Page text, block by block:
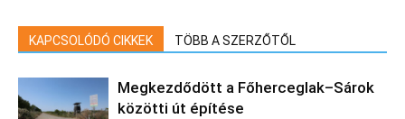
KAPCSOLÓDÓ CIKKEK TÖBB A SZERZŐTŐL
Megkezdődött a Főherceglak–Sárok
közötti út építése